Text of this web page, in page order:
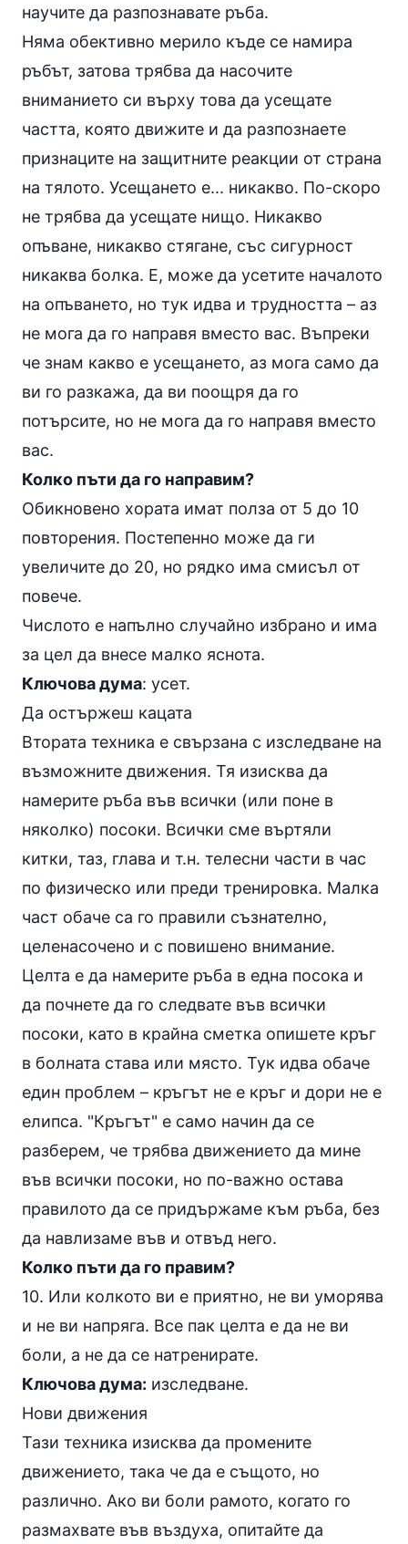
научите да разпознавате ръба.
Няма обективно мерило къде се намира
ръбът, затова трябва да насочите
вниманието си върху това да усещате
частта, която движите и да разпознаете
признаците на защитните реакции от страна
на тялото. Усещането е... никакво. По-скоро
не трябва да усещате нищо. Никакво
опъване, никакво стягане, със сигурност
никаква болка. Е, може да усетите началото
на опъването, но тук идва и трудността – аз
не мога да го направя вместо вас. Въпреки
че знам какво е усещането, аз мога само да
ви го разкажа, да ви поощря да го
потърсите, но не мога да го направя вместо
вас.
Колко пъти да го направим?
Обикновено хората имат полза от 5 до 10
повторения. Постепенно може да ги
увеличите до 20, но рядко има смисъл от
повече.
Числото е напълно случайно избрано и има
за цел да внесе малко яснота.
Ключова дума: усет.
Да остържеш кацата
Втората техника е свързана с изследване на
възможните движения. Тя изисква да
намерите ръба във всички (или поне в
няколко) посоки. Всички сме въртяли
китки, таз, глава и т.н. телесни части в час
по физическо или преди тренировка. Малка
част обаче са го правили съзнателно,
целенасочено и с повишено внимание.
Целта е да намерите ръба в една посока и
да почнете да го следвате във всички
посоки, като в крайна сметка опишете кръг
в болната става или място. Тук идва обаче
един проблем – кръгът не е кръг и дори не е
елипса. "Кръгът" е само начин да се
разберем, че трябва движението да мине
във всички посоки, но по-важно остава
правилото да се придържаме към ръба, без
да навлизаме във и отвъд него.
Колко пъти да го правим?
10. Или колкото ви е приятно, не ви уморява
и не ви напряга. Все пак целта е да не ви
боли, а не да се натренирате.
Ключова дума: изследване.
Нови движения
Тази техника изисква да промените
движението, така че да е същото, но
различно. Ако ви боли рамото, когато го
размахвате във въздуха, опитайте да